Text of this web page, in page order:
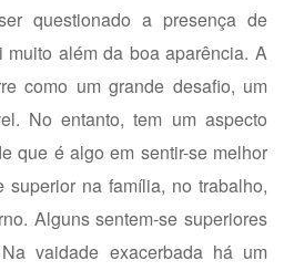
questionado a presença de
muito além da boa aparência. A
como um grande desafio, um
No entanto, tem um aspecto
que é algo em sentir-se melhor
superior na família, no trabalho,
Alguns sentem-se superiores
vaidade exacerbada há um